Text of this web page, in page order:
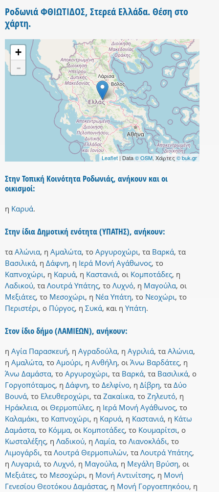
Ροδωνιά ΦΘΙΩΤΙΔΟΣ, Στερεά Ελλάδα. Θέση στο
χάρτη.
+
-
Leaflet | Data© OSM, Χάρτες© buk.gr
Στην Τοπική Κοινότητα Ροδωνιάς, ανήκουν και οι
οικισμοί:
η Καρυά.
Στην ίδια Δημοτική ενότητα (ΥΠΑΤΗΣ), ανήκουν:
τα Αλώνια, η Αμαλώτα, το Αργυροχώρι, τα Βαρκά, τα
Βασιλικά, η Δάφνη, η Ιερά Μονή Αγάθωνος, το
Καπνοχώρι, η Καρυά, η Καστανιά, οι Κομποτάδες, η
Λαδικού, τα Λουτρά Υπάτης, το Λυχνό, η Μαγούλα, οι
Μεξιάτες, το Μεσοχώρι, η Νέα Υπάτη, το Νεοχώρι, το
Περιστέρι, ο Πύργος, η Συκά, και η Υπάτη.
Στον ίδιο δήμο (ΛΑΜΙΕΩΝ), ανήκουν:
η Αγία Παρασκευή, η Αγραδούλα, η Αγριλιά, τα Αλώνια,
η Αμαλώτα, το Αμούρι, η Ανθήλη, οι Άνω Βαρδάτες, η
Άνω Δαμάστα, το Αργυροχώρι, τα Βαρκά, τα Βασιλικά, ο
Γοργοπόταμος, η Δάφνη, το Δελφίνο, η Δίβρη, τα Δύο
Βουνά, το Ελευθεροχώρι, τα Ζακαίικα, το Ζηλευτό, η
Ηράκλεια, οι Θερμοπύλες, η Ιερά Μονή Αγάθωνος, το
Καλαμάκι, το Καπνοχώρι, η Καρυά, η Καστανιά, η Κάτω
Δαμάστα, το Κόμμα, οι Κομποτάδες, το Κουμαρίτσι, ο
Κωσταλέξης, η Λαδικού, η Λαμία, το Λιανοκλάδι, το
Λιμογάρδι, τα Λουτρά Θερμοπυλών, τα Λουτρά Υπάτης,
η Λυγαριά, το Λυχνό, η Μαγούλα, η Μεγάλη Βρύση, οι
Μεξιάτες, το Μεσοχώρι, η Μονή Αντινίτσης, η Μονή
Γενεσίου Θεοτόκου Δαμάστας, η Μονή Γοργοεπηκόου, η